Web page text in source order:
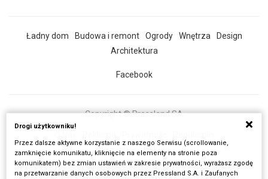
Ładny dom Budowa i remont Ogrody Wnętrza
Design
Architektura
Facebook
Copyright © Pressland SA
Wszystkie artykuły
Realizacja: Fancybox.pl
Drogi użytkowniku!
Przez dalsze aktywne korzystanie z naszego Serwisu (scrollowanie,
zamknięcie komunikatu, kliknięcie na elementy na stronie poza
komunikatem) bez zmian ustawień w zakresie prywatności, wyrażasz zgodę
na przetwarzanie danych osobowych przez Pressland S.A. i Zaufanych